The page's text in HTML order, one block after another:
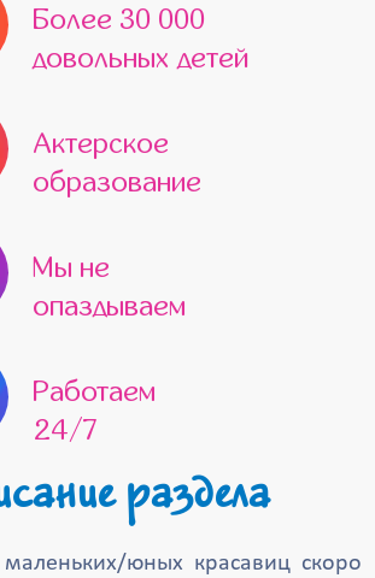
Краснознаменск
Дулёво
Петровский
Луховицы
Фоминск
Одинцово
Зуево
Протвино
Сергиев Посад
Более 30 000
довольных детей
Актерское
образование
Мы не
опаздываем
Работаем
24/7
раздела
юных красавиц скоро